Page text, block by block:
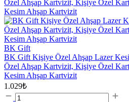
BK Gift
BK Gift Kişiye Özel Ahşap Lazer
Özel Ahşap Kartvizit, Kişiye Özel
Kesim Ahşap Kartvizit
1.029₺